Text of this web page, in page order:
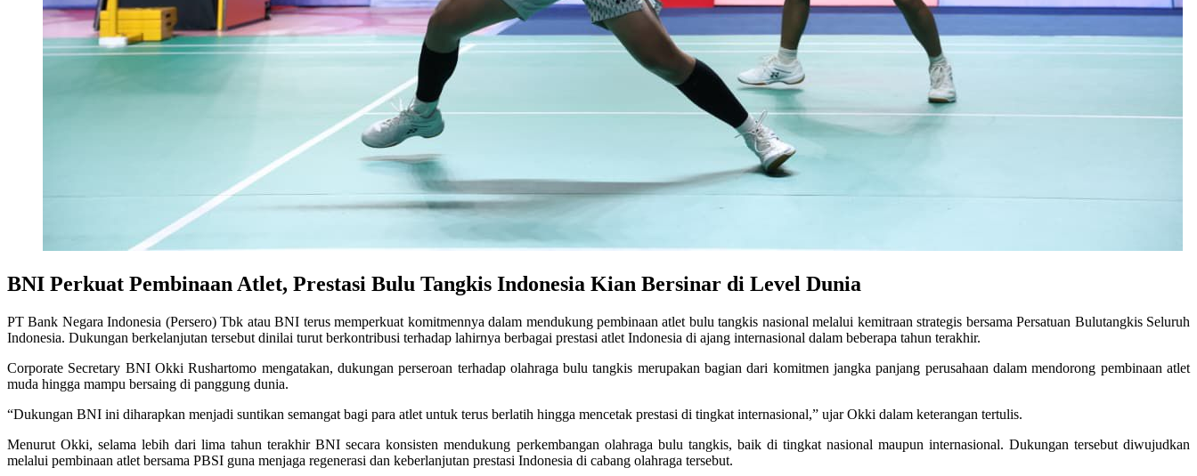
BNI Perkuat Pembinaan Atlet, Prestasi Bulu Tangkis Indonesia Kian Bersinar di Level Dunia
PT Bank Negara Indonesia (Persero) Tbk atau BNI terus memperkuat komitmennya dalam mendukung pembinaan atlet bulu tangkis nasional melalui kemitraan strategis bersama Persatuan Bulutangkis Seluruh
Indonesia. Dukungan berkelanjutan tersebut dinilai turut berkontribusi terhadap lahirnya berbagai prestasi atlet Indonesia di ajang internasional dalam beberapa tahun terakhir.
Corporate Secretary BNI Okki Rushartomo mengatakan, dukungan perseroan terhadap olahraga bulu tangkis merupakan bagian dari komitmen jangka panjang perusahaan dalam mendorong pembinaan atlet
muda hingga mampu bersaing di panggung dunia.
“Dukungan BNI ini diharapkan menjadi suntikan semangat bagi para atlet untuk terus berlatih hingga mencetak prestasi di tingkat internasional,” ujar Okki dalam keterangan tertulis.
Menurut Okki, selama lebih dari lima tahun terakhir BNI secara konsisten mendukung perkembangan olahraga bulu tangkis, baik di tingkat nasional maupun internasional. Dukungan tersebut diwujudkan
melalui pembinaan atlet bersama PBSI guna menjaga regenerasi dan keberlanjutan prestasi Indonesia di cabang olahraga tersebut.